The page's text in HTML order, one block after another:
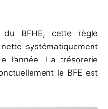
BFHE, cette règle
systématiquement
l’année. La trésorerie
le BFE est